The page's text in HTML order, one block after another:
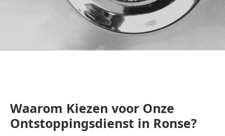
Waarom Kiezen voor Onze
Ontstoppingsdienst in Ronse?